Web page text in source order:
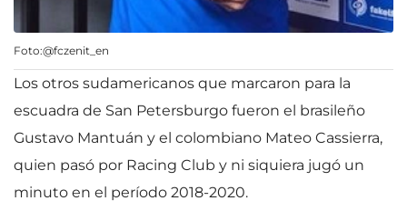
Foto:@fczenit_en
Los otros sudamericanos que marcaron para la
escuadra de San Petersburgo fueron el brasileño
Gustavo Mantuán y el colombiano Mateo Cassierra,
quien pasó por Racing Club y ni siquiera jugó un
minuto en el período 2018-2020.